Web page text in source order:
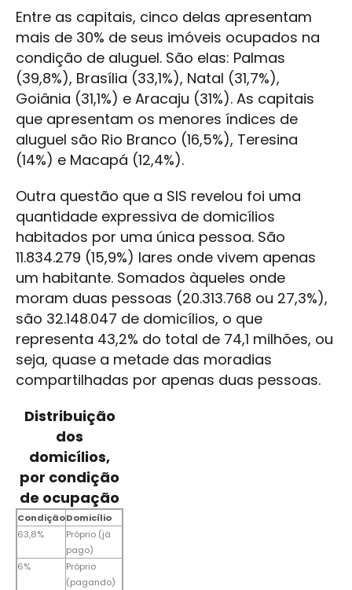
Entre as capitais, cinco delas apresentam
mais de 30% de seus imóveis ocupados na
condição de aluguel. São elas: Palmas
(39,8%), Brasília (33,1%), Natal (31,7%),
Goiânia (31,1%) e Aracaju (31%). As capitais
que apresentam os menores índices de
aluguel são Rio Branco (16,5%), Teresina
(14%) e Macapá (12,4%).
Outra questão que a SIS revelou foi uma
quantidade expressiva de domicílios
habitados por uma única pessoa. São
11.834.279 (15,9%) lares onde vivem apenas
um habitante. Somados àqueles onde
moram duas pessoas (20.313.768 ou 27,3%),
são 32.148.047 de domicílios, o que
representa 43,2% do total de 74,1 milhões, ou
seja, quase a metade das moradias
compartilhadas por apenas duas pessoas.
Distribuição
dos
domicílios,
por condição
de ocupação
CondiçãoDomicílio
63,8%
Próprio (já
pago)
6%
Próprio
(pagando)